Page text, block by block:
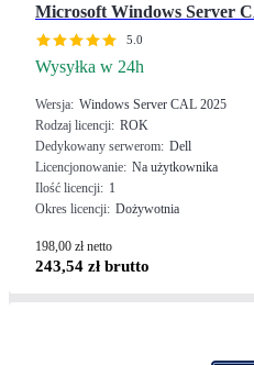
Microsoft Windows Server
5.0
Wysyłka w 24h
Wersja Windows Server CAL 2025
Rodzaj licencji ROK
Dedykowany serwerom Dell
Licencjonowanie Na użytkownika
Ilość licencji
1
Okres licencji Dożywotnia
198,00 zł netto
243,54 zł brutto